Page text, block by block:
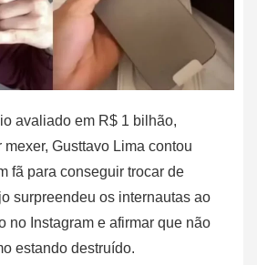
avaliado em R$ 1 bilhão,
mexer, Gusttavo Lima contou
fã para conseguir trocar de
surpreendeu os internautas ao
no Instagram e afirmar que não
estando destruído.